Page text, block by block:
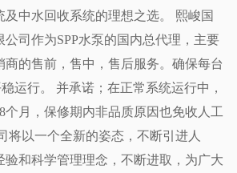
及中水回收系统的理想之选。 熙峻国
公司作为SPP水泵的国内总代理，主要
商的售前，售中，售后服务。确保每台
运行。 并承诺；在正常系统运行中，
个月，保修期内非品质原因也免收人工
将以一个全新的姿态，不断引进人
验和科学管理理念，不断进取，为广大